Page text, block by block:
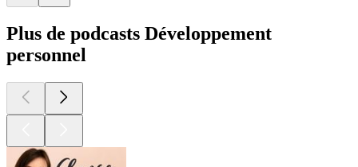
Plus de podcasts Développement
personnel